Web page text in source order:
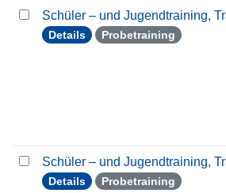
Schüler – und Jugendtraining,
Details Probetraining
Schüler – und Jugendtraining,
Details Probetraining